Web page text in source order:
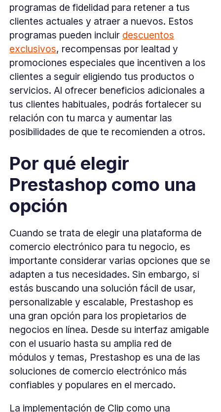
programas de fidelidad para retener a tus
clientes actuales y atraer a nuevos. Estos
programas pueden incluir descuentos
exclusivos, recompensas por lealtad y
promociones especiales que incentiven a los
clientes a seguir eligiendo tus productos o
servicios. Al ofrecer beneficios adicionales a
tus clientes habituales, podrás fortalecer su
relación con tu marca y aumentar las
posibilidades de que te recomienden a otros.
Por qué elegir
Prestashop como una
opción
Cuando se trata de elegir una plataforma de
comercio electrónico para tu negocio, es
importante considerar varias opciones que se
adapten a tus necesidades. Sin embargo, si
estás buscando una solución fácil de usar,
personalizable y escalable, Prestashop es
una gran opción para los propietarios de
negocios en línea. Desde su interfaz amigable
con el usuario hasta su amplia red de
módulos y temas, Prestashop es una de las
soluciones de comercio electrónico más
confiables y populares en el mercado.
La implementación de Clip como una